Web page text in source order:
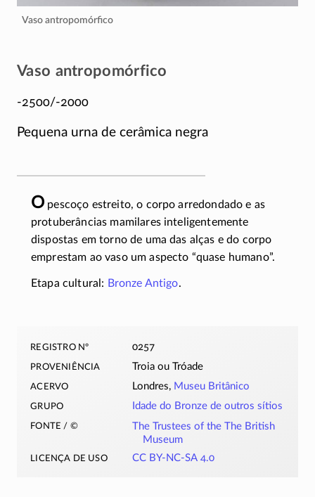
Vaso antropomórfico
Vaso antropomórfico
-2500/-2000
Pequena urna de cerâmica negra
O pescoço estreito, o corpo arredondado e as
protuberâncias mamilares inteligentemente
dispostas em torno de uma das alças e do corpo
emprestam ao vaso um aspecto “quase humano”.
Etapa cultural: Bronze Antigo.
registro nº 0257
proveniência Troia ou Tróade
acervo Londres, Museu Britânico
grupo Idade do Bronze de outros sítios
fonte / ©
The Trustees of the The British
Museum
licença de uso CC BY-NC-SA 4.0